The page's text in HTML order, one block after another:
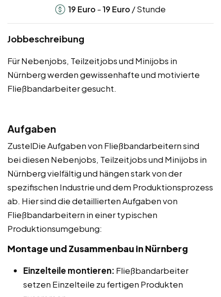
19 Euro -19 Euro / Stunde
Jobbeschreibung
Für Nebenjobs, Teilzeitjobs und Minijobs in
Nürnberg werden gewissenhafte und motivierte
Fließbandarbeiter gesucht.
Aufgaben
ZustelDie Aufgaben von Fließbandarbeitern sind
bei diesen Nebenjobs, Teilzeitjobs und Minijobs in
Nürnberg vielfältig und hängen stark von der
spezifischen Industrie und dem Produktionsprozess
ab. Hier sind die detaillierten Aufgaben von
Fließbandarbeitern in einer typischen
Produktionsumgebung:
Montage und Zusammenbau in Nürnberg
Einzelteile montieren: Fließbandarbeiter
setzen Einzelteile zu fertigen Produkten